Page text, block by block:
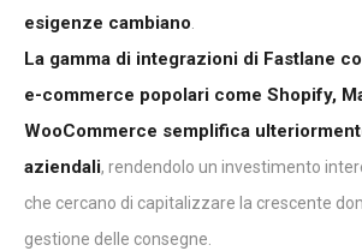
esigenze cambiano
La gamma di integrazioni di Fastlane
e-commerce popolari come Shopify,
WooCommerce semplifica
aziendali, rendendolo un investimento
che cercano di capitalizzare la crescente
gestione delle consegne.